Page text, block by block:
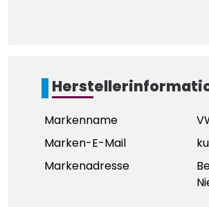
Markenname
Marken-E-Mail
Markenadresse